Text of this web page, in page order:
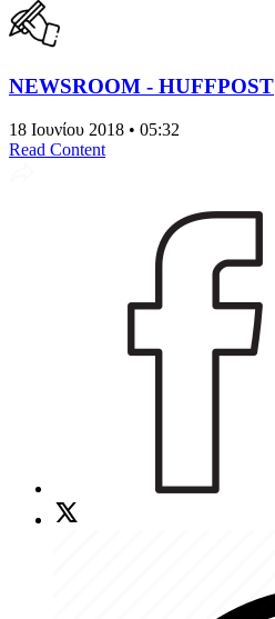
NEWSROOM - HUFFPOST
18 Ιουνίου 2018 • 05:32
Read Content